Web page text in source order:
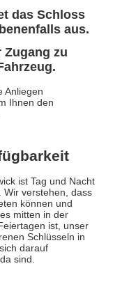
das Schloss
aus.
Zugang zu
Anliegen
Ihnen den
ist Tag und Nacht
Wir verstehen, dass
können und
mitten in der
ist, unser
Schlüsseln in
darauf
sind.